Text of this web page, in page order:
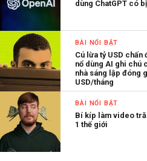
dùng ChatGPT có
BÀI NỔI BẬT
Cú lừa tỷ USD
nổ dùng AI ghi chú
nhà sáng lập đóng
USD/tháng
BÀI NỔI BẬT
Bí kíp làm video
1 thế giới